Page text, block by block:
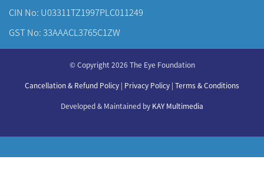
CIN No: U03311TZ1997PLC011249
GST No: 33AAACL3765C1ZW
About Us
Our Doctors
© Copyright 2026 The Eye Foundation
Cancellation & Refund Policy | Privacy Policy | Terms & Conditions
Developed & Maintained by KAY Multimedia